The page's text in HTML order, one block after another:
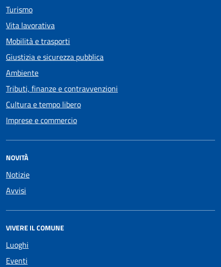
Turismo
Vita lavorativa
Mobilità e trasporti
Giustizia e sicurezza pubblica
Ambiente
Tributi, finanze e contravvenzioni
Cultura e tempo libero
Imprese e commercio
NOVITÀ
Notizie
Avvisi
VIVERE IL COMUNE
Luoghi
Eventi